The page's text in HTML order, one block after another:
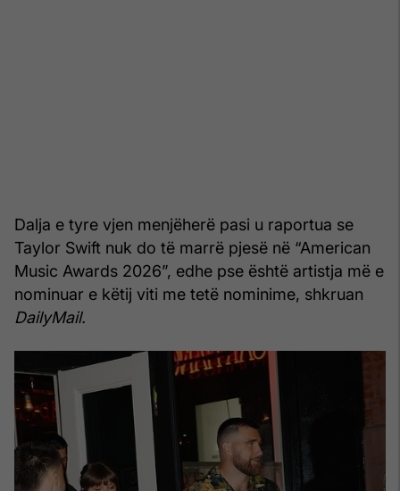
Dalja e tyre vjen menjëherë pasi u raportua se
Taylor Swift nuk do të marrë pjesë në “American
Music Awards 2026”, edhe pse është artistja më e
nominuar e këtij viti me tetë nominime, shkruan
DailyMail.